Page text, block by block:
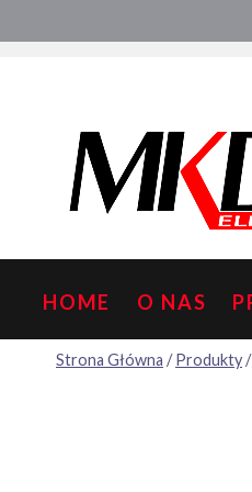
do
HOME O NAS
Strona Główna / Produkty/